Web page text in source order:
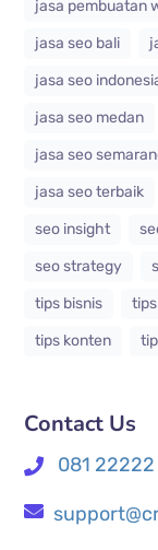
jasa pembuatan
jasa seo bali
jasa seo
jasa seo medan
jasa seo
jasa seo terbaik
seo insight
seo strategy
tips bisnis
tips konten
Contact Us
081